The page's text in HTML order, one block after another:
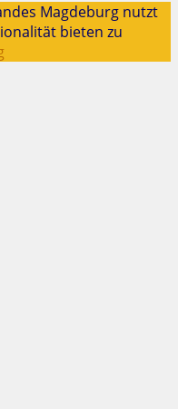
Magdeburg nutzt
bieten zu